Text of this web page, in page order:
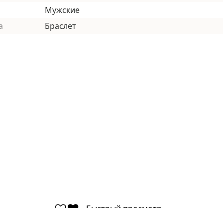
Мужские
Браслет